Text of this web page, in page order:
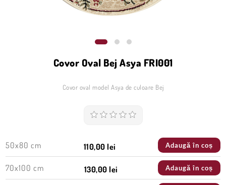
Covor Oval Bej Asya FRI001
Covor oval model Asya de culoare Bej
50x80 cm 110,00 lei Adaugă în coș
70x100 cm 130,00 lei Adaugă în coș